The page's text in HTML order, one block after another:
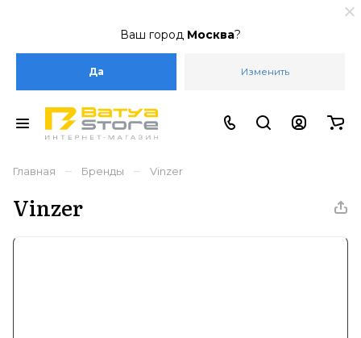
Ваш город Москва?
Да Изменить
Главная – Бренды – Vinzer
Vinzer